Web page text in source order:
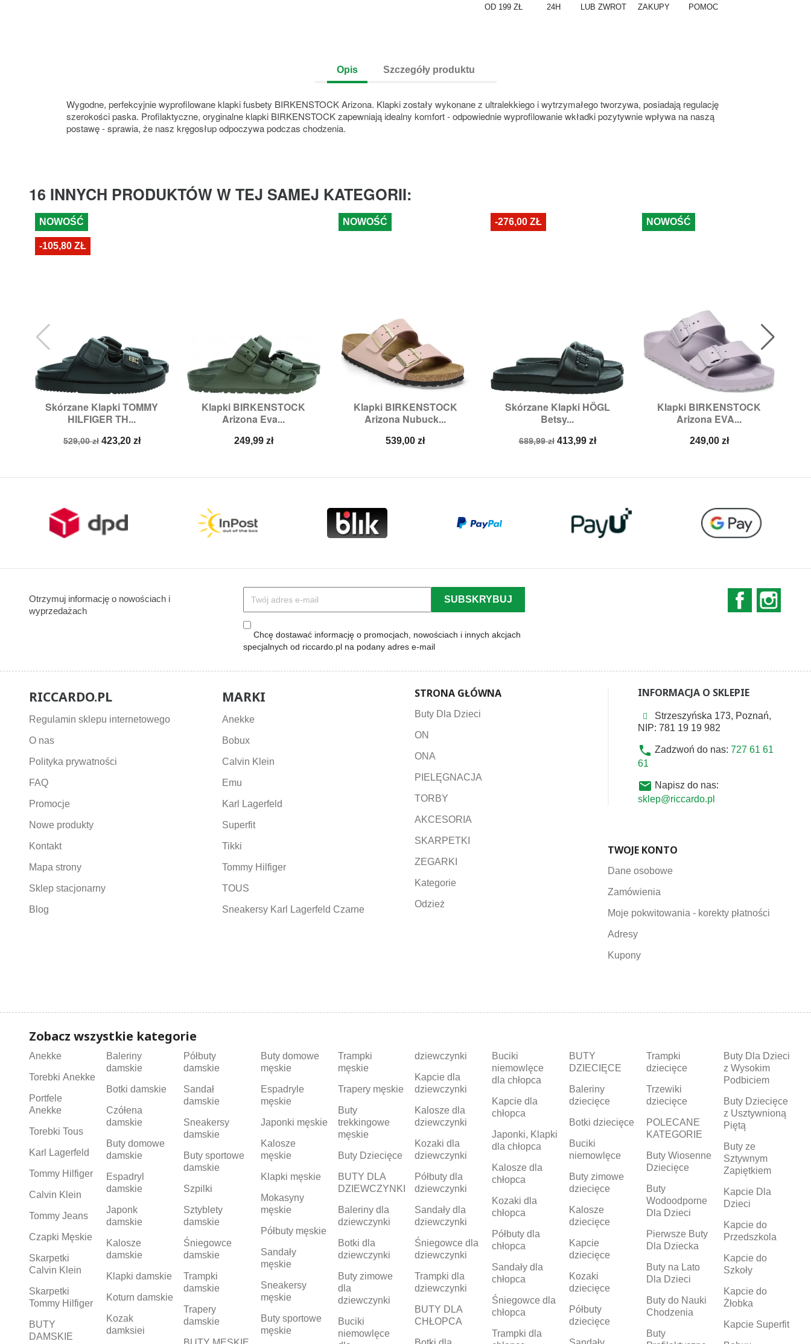
OD 199 ZŁ
24H
LUB ZWROT
ZAKUPY
POMOC
Opis Szczegóły produktu
Wygodne, perfekcyjnie wyprofilowane klapki fusbety BIRKENSTOCK Arizona. Klapki zostały wykonane z ultralekkiego i wytrzymałego tworzywa, posiadają regulację
szerokości paska. Profilaktyczne, oryginalne klapki BIRKENSTOCK zapewniają idealny komfort - odpowiednie wyprofilowanie wkładki pozytywnie wpływa na naszą
postawę - sprawia, że nasz kręgosłup odpoczywa podczas chodzenia.
16 INNYCH PRODUKTÓW W TEJ SAMEJ KATEGORII:
Skórzane Klapki TOMMY
HILFIGER TH...
Cena
529,00 zł Cena
423,20 zł
Szybki podgląd
Rozmiary:37,38,39,
NOWOŚĆ
-105,80 ZŁ
Klapki BIRKENSTOCK
Arizona Eva...
Cena
249,99 zł
Szybki podgląd
Rozmiary:37,38,39,
Klapki BIRKENSTOCK
Arizona Nubuck...
Cena
539,00 zł
Szybki podgląd
Rozmiary:42
NOWOŚĆ
Skórzane Klapki HÖGL
Betsy...
Cena
689,99 zł Cena
413,99 zł
Szybki podgląd
Rozmiary:
-276,00 ZŁ
Klapki BIRKENSTOCK
Arizona EVA...
Cena
249,00 zł
Szybki podgląd
Rozmiary:37,38,39,
NOWOŚĆ
Otrzymuj informację o nowościach i
wyprzedażach
Chcę dostawać informację o promocjach, nowościach i innych akcjach
specjalnych od riccardo.pl na podany adres e-mail
Facebook
RICCARDO.PL
Regulamin sklepu internetowego
O nas
Polityka prywatności
FAQ
Promocje
Nowe produkty
Kontakt
Mapa strony
Sklep stacjonarny
Blog
MARKI
Anekke
Bobux
Calvin Klein
Emu
Karl Lagerfeld
Superfit
Tikki
Tommy Hilfiger
TOUS
Sneakersy Karl Lagerfeld Czarne
STRONA GŁÓWNA
Buty Dla Dzieci
ON
ONA
PIELĘGNACJA
TORBY
AKCESORIA
SKARPETKI
ZEGARKI
Kategorie
Odzież
INFORMACJA O SKLEPIE
Strzeszyńska 173, Poznań,
NIP: 781 19 19 982
phone Zadzwoń do nas: 727 61 61
61
email Napisz do nas:
sklep@riccardo.pl
TWOJE KONTO
Dane osobowe
Zamówienia
Moje pokwitowania - korekty płatności
Adresy
Kupony
Zobacz wszystkie kategorie
Anekke
Torebki Anekke
Portfele
Anekke
Torebki Tous
Karl Lagerfeld
Tommy Hilfiger
Calvin Klein
Tommy Jeans
Czapki Męskie
Skarpetki
Calvin Klein
Skarpetki
Tommy Hilfiger
BUTY
DAMSKIE
Baleriny
damskie
Botki damskie
Czółena
damskie
Buty domowe
damskie
Espadryl
damskie
Japonk
damskie
Kalosze
damskie
Klapki damskie
Koturn damskie
Kozak
damksiei
Półbuty
damskie
Sandał
damskie
Sneakersy
damskie
Buty sportowe
damskie
Szpilki
Sztyblety
damskie
Śniegowce
damskie
Trampki
damskie
Trapery
damskie
Buty domowe
męskie
Espadryle
męskie
Japonki męskie
Kalosze
męskie
Klapki męskie
Mokasyny
męskie
Półbuty męskie
Sandały
męskie
Sneakersy
męskie
Buty sportowe
męskie
Trampki
męskie
Trapery męskie
Buty
trekkingowe
męskie
Buty Dziecięce
BUTY DLA
DZIEWCZYNKI
Baleriny dla
dziewczynki
Botki dla
dziewczynki
Buty zimowe
dla
dziewczynki
Buciki
niemowlęce
dziewczynki
Kapcie dla
dziewczynki
Kalosze dla
dziewczynki
Kozaki dla
dziewczynki
Półbuty dla
dziewczynki
Sandały dla
dziewczynki
Śniegowce dla
dziewczynki
Trampki dla
dziewczynki
BUTY DLA
CHŁOPCA
Buciki
niemowlęce
dla chłopca
Kapcie dla
chłopca
Japonki, Klapki
dla chłopca
Kalosze dla
chłopca
Kozaki dla
chłopca
Półbuty dla
chłopca
Sandały dla
chłopca
Śniegowce dla
chłopca
Trampki dla
BUTY
DZIECIĘCE
Baleriny
dziecięce
Botki dziecięce
Buciki
niemowlęce
Buty zimowe
dziecięce
Kalosze
dziecięce
Kapcie
dziecięce
Kozaki
dziecięce
Półbuty
dziecięce
Trampki
dziecięce
Trzewiki
dziecięce
POLECANE
KATEGORIE
Buty Wiosenne
Dziecięce
Buty
Wodoodporne
Dla Dzieci
Pierwsze Buty
Dla Dziecka
Buty na Lato
Dla Dzieci
Buty do Nauki
Chodzenia
Buty
Buty Dla Dzieci
z Wysokim
Podbiciem
Buty Dziecięce
z Usztywnioną
Piętą
Buty ze
Sztywnym
Zapiętkiem
Kapcie Dla
Dzieci
Kapcie do
Przedszkola
Kapcie do
Szkoły
Kapcie do
Żłobka
Kapcie Superfit